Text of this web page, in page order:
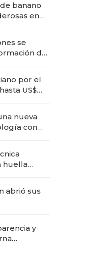
banano
en
se
de
por el
US$
nueva
con
huella
abrió sus
y